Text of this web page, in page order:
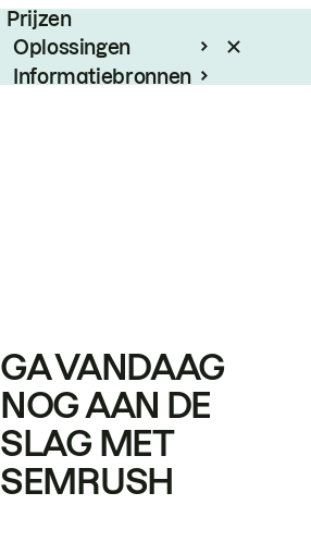
Prijzen
Oplossingen
Informatiebronnen
GA VANDAAG
NOG AAN DE
SLAG MET
SEMRUSH